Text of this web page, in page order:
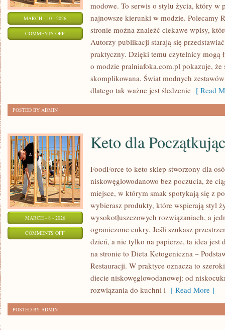
MARCH - 10 - 2026
COMMENTS OFFON
modowe. To serwis o stylu życia, który w
najnowsze kierunki w modzie. Polecamy
stronie można znaleźć ciekawe wpisy,
Autorzy publikacji starają się
praktyczny. Dzięki temu czytelnicy mogą
o modzie pralniafoka.com.pl pokazuje,
skomplikowana. Świat modnych
dlatego tak ważne jest śledzenie [ Read
POSTED BY ADMIN
MARCH - 8 - 2026
COMMENTS OFFON
POCZĄTKUJĄCYCH
Keto dla
FoodForce to keto sklep stworzony dla
niskowęglowodanowo bez poczucia, że
miejsce, w którym smak spotykają się z
wybierasz produkty, które wspierają styl
wysokotłuszczowych rozwiązaniach, a
ograniczone cukry. Jeśli szukasz
dzień, a nie tylko na papierze, ta idea jest
na stronie to Dieta Ketogeniczna –
Restauracji. W praktyce oznacza to
diecie niskowęglowodanowej: od
rozwiązania do kuchni i [ Read More ]
POSTED BY ADMIN